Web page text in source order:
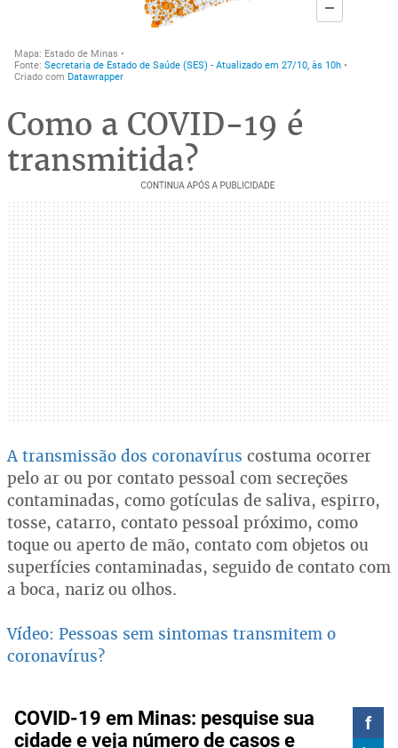
Como a COVID-19 é
transmitida?
A transmissão dos coronavírus costuma ocorrer
pelo ar ou por contato pessoal com secreções
contaminadas, como gotículas de saliva, espirro,
tosse, catarro, contato pessoal próximo, como
toque ou aperto de mão, contato com objetos ou
superfícies contaminadas, seguido de contato com
a boca, nariz ou olhos.
Vídeo: Pessoas sem sintomas transmitem o
coronavírus?